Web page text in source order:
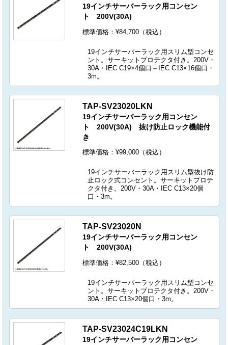
19インチサーバーラック用コンセン
ト 200V(30A)
標準価格：¥84,700（税込）
19インチサーバーラック用スリム型コンセ
ント。サーキットプロテクタ付き。200V・
30A・IEC C19×4個口＋IEC C13×16個口・
3m。
TAP-SV23020LKN
19インチサーバーラック用コンセン
ト 200V(30A) 抜け防止ロック機能付
き
標準価格：¥99,000（税込）
19インチサーバーラック用スリム型抜け防
止ロック式コンセント。サーキットプロテ
クタ付き。200V・30A・IEC C13×20個
口・3m。
TAP-SV23020N
19インチサーバーラック用コンセン
ト 200V(30A)
標準価格：¥82,500（税込）
19インチサーバーラック用スリム型コンセ
ント。サーキットプロテクタ付き。200V・
30A・IEC C13×20個口・3m。
TAP-SV23024C19LKN
19インチサーバーラック用コンセン